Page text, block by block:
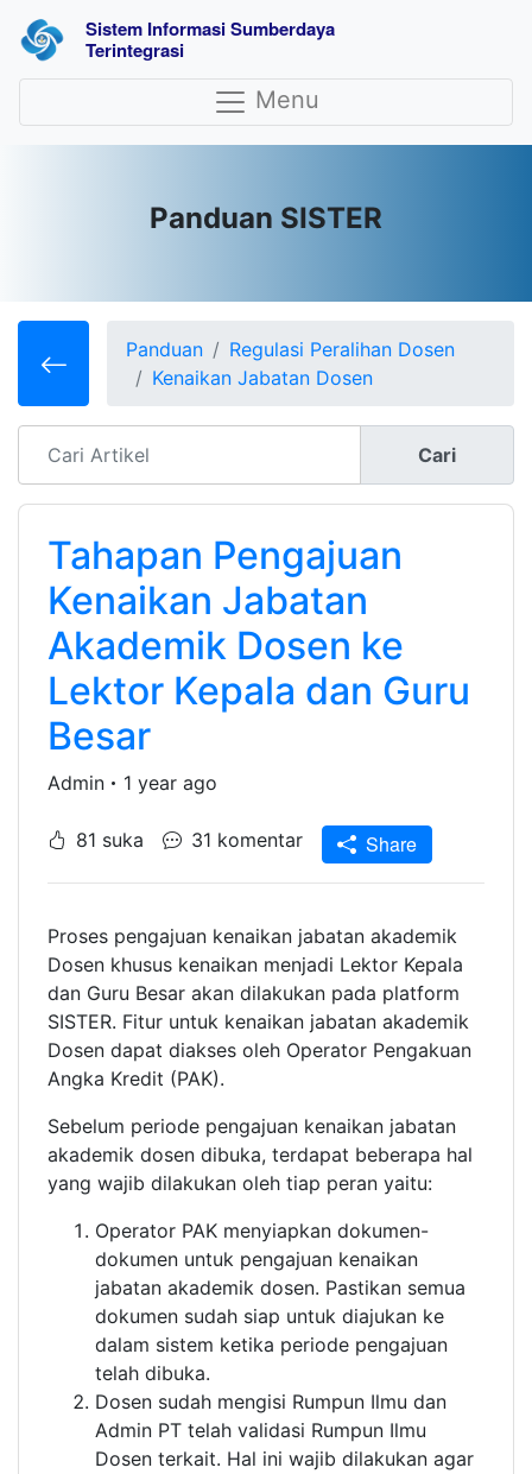
Sistem Informasi Sumberdaya
Terintegrasi
Menu
Panduan SISTER
Panduan
Regulasi Peralihan Dosen
Kenaikan Jabatan Dosen
Cari
Tahapan Pengajuan
Kenaikan Jabatan
Akademik Dosen ke
Lektor Kepala dan Guru
Besar
Admin 1 year ago
81 suka 31 komentar Share
Proses pengajuan kenaikan jabatan akademik
Dosen khusus kenaikan menjadi Lektor Kepala
dan Guru Besar akan dilakukan pada platform
SISTER. Fitur untuk kenaikan jabatan akademik
Dosen dapat diakses oleh Operator Pengakuan
Angka Kredit (PAK).
Sebelum periode pengajuan kenaikan jabatan
akademik dosen dibuka, terdapat beberapa hal
yang wajib dilakukan oleh tiap peran yaitu:
Operator PAK menyiapkan dokumen-
dokumen untuk pengajuan kenaikan
jabatan akademik dosen. Pastikan semua
dokumen sudah siap untuk diajukan ke
dalam sistem ketika periode pengajuan
telah dibuka.
Dosen sudah mengisi Rumpun Ilmu dan
Admin PT telah validasi Rumpun Ilmu
Dosen terkait. Hal ini wajib dilakukan agar